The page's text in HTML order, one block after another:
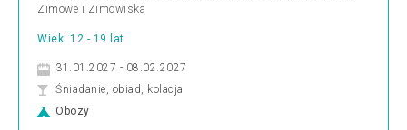
Zimowe i Zimowiska
Wiek: 12 - 19 lat
31.01.2027 - 08.02.2027
Śniadanie, obiad, kolacja
Obozy